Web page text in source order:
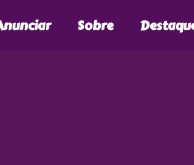
Sobre